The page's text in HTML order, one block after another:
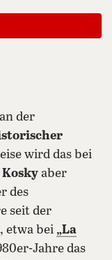
teilenteilen
der
wird das bei
aber
des
seit der
etwa bei „La
Jahre das